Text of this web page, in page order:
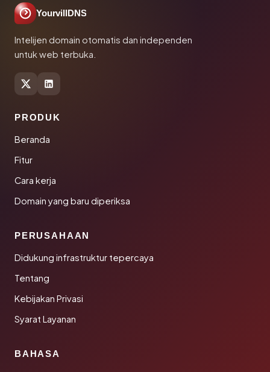
YourvillDNS
Intelijen domain otomatis dan independen
untuk web terbuka.
PRODUK
Beranda
Fitur
Cara kerja
Domain yang baru diperiksa
PERUSAHAAN
Didukung infrastruktur tepercaya
Tentang
Kebijakan Privasi
Syarat Layanan
BAHASA